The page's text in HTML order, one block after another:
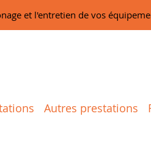
et l'entretien de vos
Autres prestations